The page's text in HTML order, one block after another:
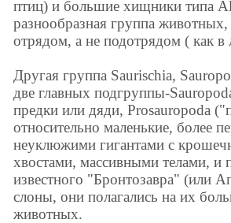
птиц) и большие хищники типа
разнообразная группа
отрядом, а не подотрядом ( как в
Другая группа Saurischia,
две главных подгруппы-
предки или дяди, Prosauropoda
относительно маленькие, более
неуклюжими гигантами с
хвостами, массивными телами, и
известного "Бронтозавра" (или
слоны, они полагались на их
животных.